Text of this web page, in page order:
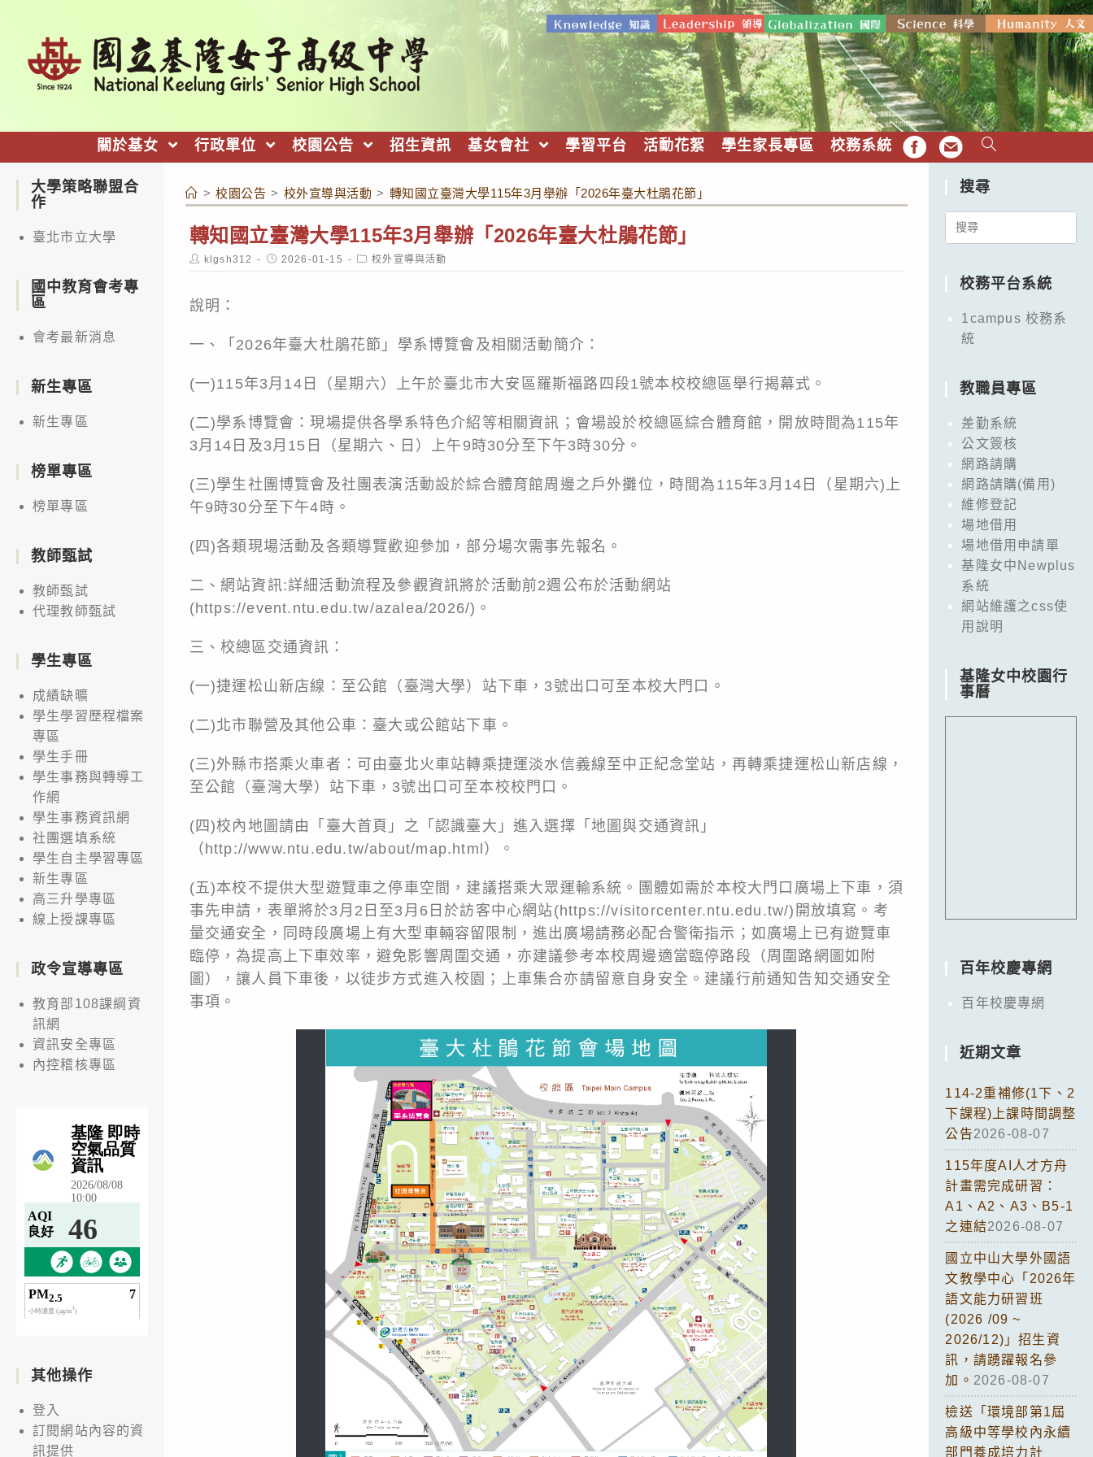
關於基女 行政單位 校園公告 招生資訊 基女會社 學習平台 活動花絮 學生家長專區 校務系統 FB EMAIL
> 校園公告 > 校外宣導與活動 > 轉知國立臺灣大學115年3月舉辦「2026年臺大杜鵑花節」
轉知國立臺灣大學115年3月舉辦「2026年臺大杜鵑花節」
Post
author:
klgsh312
Post
published:
2026-01-15
Post
category:
校外宣導與活動
說明：
一、「2026年臺大杜鵑花節」學系博覽會及相關活動簡介：
(一)115年3月14日（星期六）上午於臺北市大安區羅斯福路四段1號本校校總區舉行揭幕式。
(二)學系博覽會：現場提供各學系特色介紹等相關資訊；會場設於校總區綜合體育館，開放時間為115年
3月14日及3月15日（星期六、日）上午9時30分至下午3時30分。
(三)學生社團博覽會及社團表演活動設於綜合體育館周邊之戶外攤位，時間為115年3月14日（星期六)上
午9時30分至下午4時。
(四)各類現場活動及各類導覽歡迎參加，部分場次需事先報名。
二、網站資訊:詳細活動流程及參觀資訊將於活動前2週公布於活動網站
(https://event.ntu.edu.tw/azalea/2026/)。
三、校總區交通資訊：
(一)捷運松山新店線：至公館（臺灣大學）站下車，3號出口可至本校大門口。
(二)北市聯營及其他公車：臺大或公館站下車。
(三)外縣市搭乘火車者：可由臺北火車站轉乘捷運淡水信義線至中正紀念堂站，再轉乘捷運松山新店線，
至公館（臺灣大學）站下車，3號出口可至本校校門口。
(四)校內地圖請由「臺大首頁」之「認識臺大」進入選擇「地圖與交通資訊」
（http://www.ntu.edu.tw/about/map.html）。
(五)本校不提供大型遊覽車之停車空間，建議搭乘大眾運輸系統。團體如需於本校大門口廣場上下車，須
事先申請，表單將於3月2日至3月6日於訪客中心網站(https://visitorcenter.ntu.edu.tw/)開放填寫。考
量交通安全，同時段廣場上有大型車輛容留限制，進出廣場請務必配合警衛指示；如廣場上已有遊覽車
臨停，為提高上下車效率，避免影響周圍交通，亦建議參考本校周邊適當臨停路段（周圍路網圖如附
圖），讓人員下車後，以徒步方式進入校園；上車集合亦請留意自身安全。建議行前通知告知交通安全
事項。
大學策略聯盟合
作
臺北市立大學
國中教育會考專
區
會考最新消息
新生專區
新生專區
榜單專區
榜單專區
教師甄試
教師甄試
代理教師甄試
學生專區
成績缺曠
學生學習歷程檔案
專區
學生手冊
學生事務與轉導工
作網
學生事務資訊網
社團選填系統
學生自主學習專區
新生專區
高三升學專區
線上授課專區
政令宣導專區
教育部108課綱資
訊網
資訊安全專區
內控稽核專區
其他操作
登入
訂閱網站內容的資
訊提供
搜尋
Search
校務平台系統
1campus 校務系
統
教職員專區
差勤系統
公文簽核
網路請購
網路請購(備用)
維修登記
場地借用
場地借用申請單
基隆女中Newplus
系統
網站維護之css使
用說明
基隆女中校園行
事曆
百年校慶專網
百年校慶專網
近期文章
114-2重補修(1下、2
下課程)上課時間調整
公告2026-08-07
115年度AI人才方舟
計畫需完成研習：
A1、A2、A3、B5-1
之連結2026-08-07
國立中山大學外國語
文教學中心「2026年
語文能力研習班
(2026 /09 ~
2026/12)」招生資
訊，請踴躍報名參
加。 2026-08-07
檢送「環境部第1屆
高級中等學校內永續
部門養成培力計